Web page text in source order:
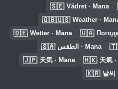
🇸🇪 Vädret · Mana
🇬🇧🇺🇸 Weather ·
🇩🇪 Wetter · Mana 🇺🇦
🇸🇦 الطقس · Mana
🇯🇵 天気 · Mana 🇭🇰 天氣
🇰🇷 날씨